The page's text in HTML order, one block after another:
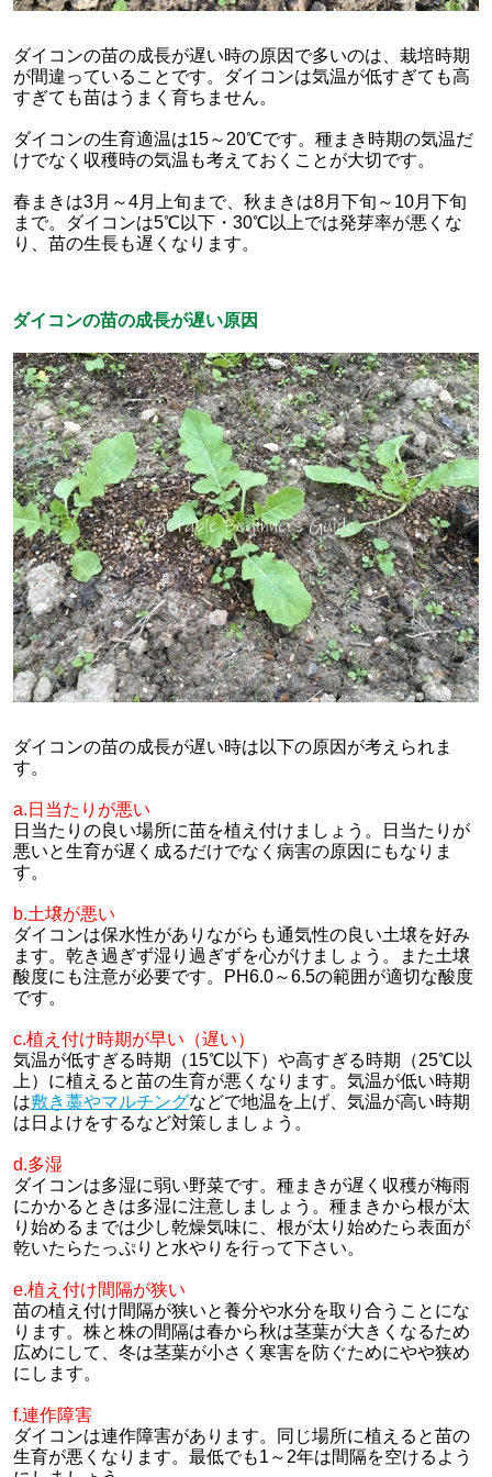
ダイコンの苗の成長が遅い時の原因で多いのは、栽培時期
が間違っていることです。ダイコンは気温が低すぎても高
すぎても苗はうまく育ちません。
ダイコンの生育適温は15～20℃です。種まき時期の気温だ
けでなく収穫時の気温も考えておくことが大切です。
春まきは3月～4月上旬まで、秋まきは8月下旬～10月下旬
まで。ダイコンは5℃以下・30℃以上では発芽率が悪くな
り、苗の生長も遅くなります。
ダイコンの苗の成長が遅い原因
ダイコンの苗の成長が遅い時は以下の原因が考えられま
す。
a.日当たりが悪い
日当たりの良い場所に苗を植え付けましょう。日当たりが
悪いと生育が遅く成るだけでなく病害の原因にもなりま
す。
b.土壌が悪い
ダイコンは保水性がありながらも通気性の良い土壌を好み
ます。乾き過ぎず湿り過ぎずを心がけましょう。また土壌
酸度にも注意が必要です。PH6.0～6.5の範囲が適切な酸度
です。
c.植え付け時期が早い（遅い）
気温が低すぎる時期（15℃以下）や高すぎる時期（25℃以
上）に植えると苗の生育が悪くなります。気温が低い時期
は敷き藁やマルチングなどで地温を上げ、気温が高い時期
は日よけをするなど対策しましょう。
d.多湿
ダイコンは多湿に弱い野菜です。種まきが遅く収穫が梅雨
にかかるときは多湿に注意しましょう。種まきから根が太
り始めるまでは少し乾燥気味に、根が太り始めたら表面が
乾いたらたっぷりと水やりを行って下さい。
e.植え付け間隔が狭い
苗の植え付け間隔が狭いと養分や水分を取り合うことにな
ります。株と株の間隔は春から秋は茎葉が大きくなるため
広めにして、冬は茎葉が小さく寒害を防ぐためにやや狭め
にします。
f.連作障害
ダイコンは連作障害があります。同じ場所に植えると苗の
生育が悪くなります。最低でも1～2年は間隔を空けるよう